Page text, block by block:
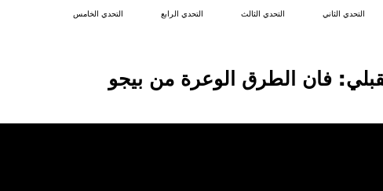
التحدي الثاني التحدي الثالث التحدي الرابع التحدي الخامس